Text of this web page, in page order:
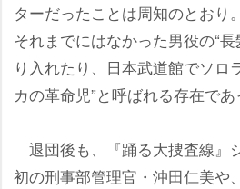
ターだったことは周知のとおり
それまでにはなかった男役の“長
り入れたり、日本武道館でソロ
カの革命児”と呼ばれる存在であ
退団後も、『踊る大捜査線』
初の刑事部管理官・沖田仁美や